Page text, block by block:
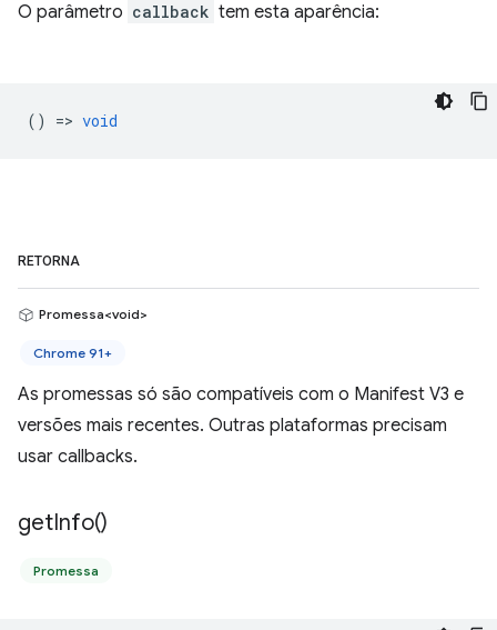
O parâmetro callback tem esta aparência:
() => void
RETORNA
Promessa<void>
Chrome 91+
As promessas só são compatíveis com o Manifest V3 e
versões mais recentes. Outras plataformas precisam
usar callbacks.
getInfo()
Promessa